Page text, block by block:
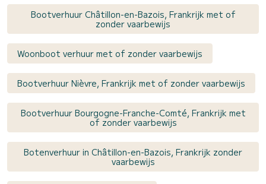
Bootverhuur Châtillon-en-Bazois, Frankrijk met of
zonder vaarbewijs
Woonboot verhuur met of zonder vaarbewijs
Bootverhuur Nièvre, Frankrijk met of zonder vaarbewijs
Bootverhuur Bourgogne-Franche-Comté, Frankrijk met
of zonder vaarbewijs
Botenverhuur in Châtillon-en-Bazois, Frankrijk zonder
vaarbewijs